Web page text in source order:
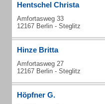
Hentschel Christa
Amfortasweg 33
12167 Berlin - Steglitz
Hinze Britta
Amfortasweg 27
12167 Berlin - Steglitz
Höpfner G.